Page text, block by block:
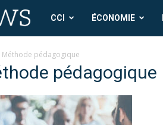
CCI
News
CCI ÉCONOMIE
Méthode pédagogique
pédagogique